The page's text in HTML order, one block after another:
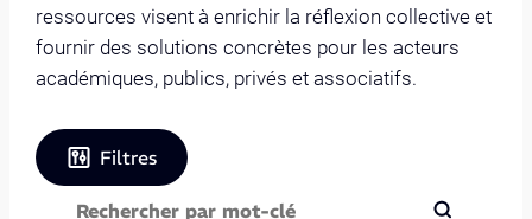
ressources visent à enrichir la réflexion collective et
fournir des solutions concrètes pour les acteurs
académiques, publics, privés et associatifs.
Filtres